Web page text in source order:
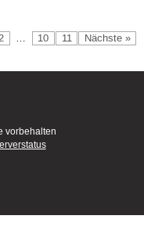
… 10 11 Nächste »
vorbehalten